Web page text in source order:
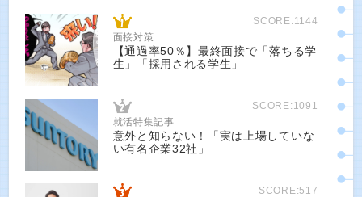
SCORE:1144
面接対策
【通過率50％】最終面接で「落ちる学
生」「採用される学生」
SCORE:1091
就活特集記事
意外と知らない！「実は上場していな
い有名企業32社」
SCORE:517